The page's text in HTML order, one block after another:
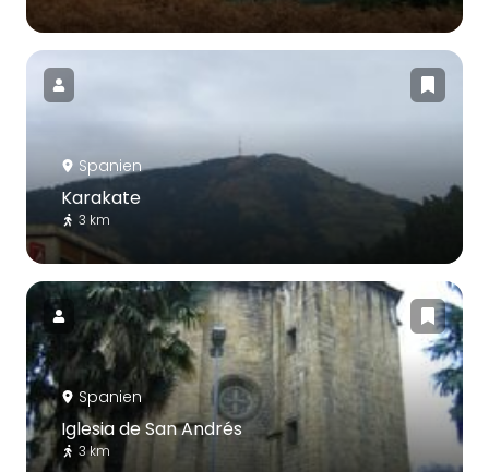
Spanien
Karakate
3 km
Spanien
Iglesia de San Andrés
3 km